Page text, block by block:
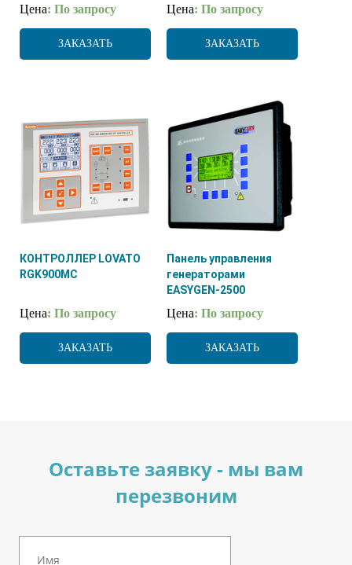
Цена: По запросу
ЗАКАЗАТЬ
Цена: По запросу
ЗАКАЗАТЬ
КОНТРОЛЛЕР LOVATO
RGK900MC
Цена: По запросу
ЗАКАЗАТЬ
Панель управления
генераторами
EASYGEN-2500
Цена: По запросу
ЗАКАЗАТЬ
Оставьте заявку - мы вам
перезвоним